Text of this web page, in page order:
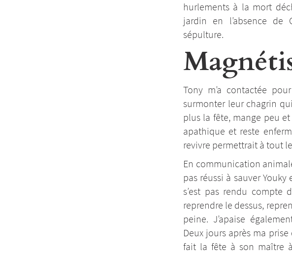
hurlements à la mort
jardin en l’absence de
sépulture.
Tony m’a contactée
surmonter leur chagrin
plus la fête, mange peu
apathique et reste
revivre permettrait à tout
En communication
pas réussi à sauver
s’est pas rendu compte
reprendre le dessus,
peine. J’apaise
Deux jours après ma
fait la fête à son maître